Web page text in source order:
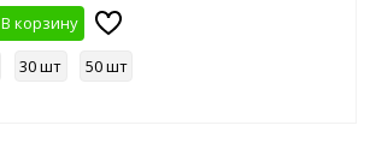
В корзину
30 шт 50 шт